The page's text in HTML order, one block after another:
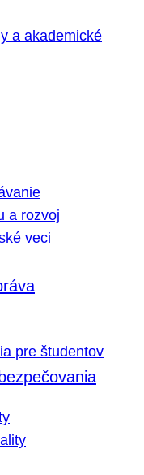
a akademické
a rozvoj
veci
pre študentov